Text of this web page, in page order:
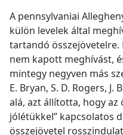
A pennsylvaniai
külön levelek által
tartandó összejövetelre.
nem kapott meghívást,
mintegy negyven más
E. Bryan, S. D. Rogers,
alá, azt állította, hogy az
jólétükkel” kapcsolatos
összejövetel